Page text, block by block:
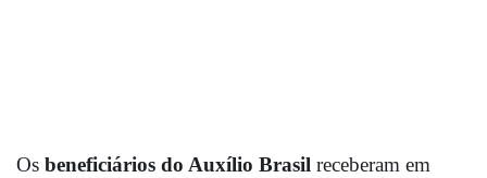
Os beneficiários do Auxílio Brasil receberam em